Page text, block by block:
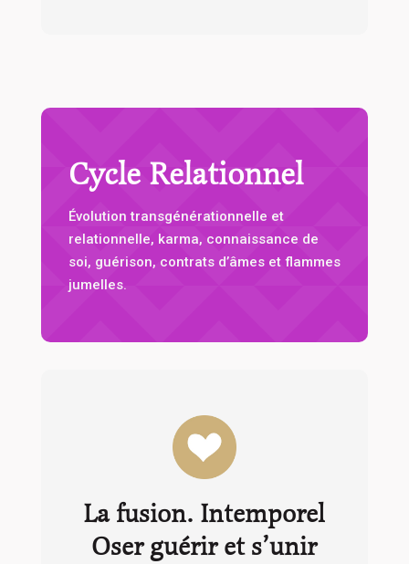
Cycle Relationnel
Évolution transgénérationnelle et
relationnelle, karma, connaissance de
soi, guérison, contrats d’âmes et flammes
jumelles.
La fusion. Intemporel
Oser guérir et s’unir